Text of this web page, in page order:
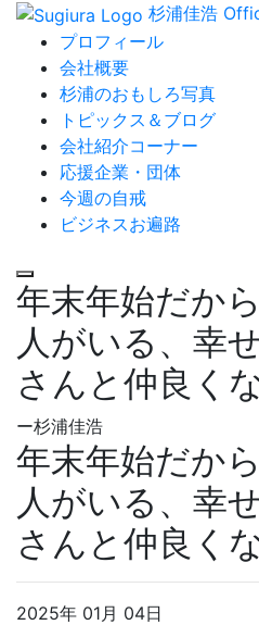
杉浦佳浩
プロフィール
会社概要
杉浦のおもしろ写真
トピックス＆ブログ
会社紹介コーナー
応援企業・団体
今週の自戒
ビジネスお遍路
年末年始だか
人がいる、幸
さんと仲良く
ー杉浦佳浩
年末年始だか
人がいる、幸
さんと仲良く
2025年 01月 04日